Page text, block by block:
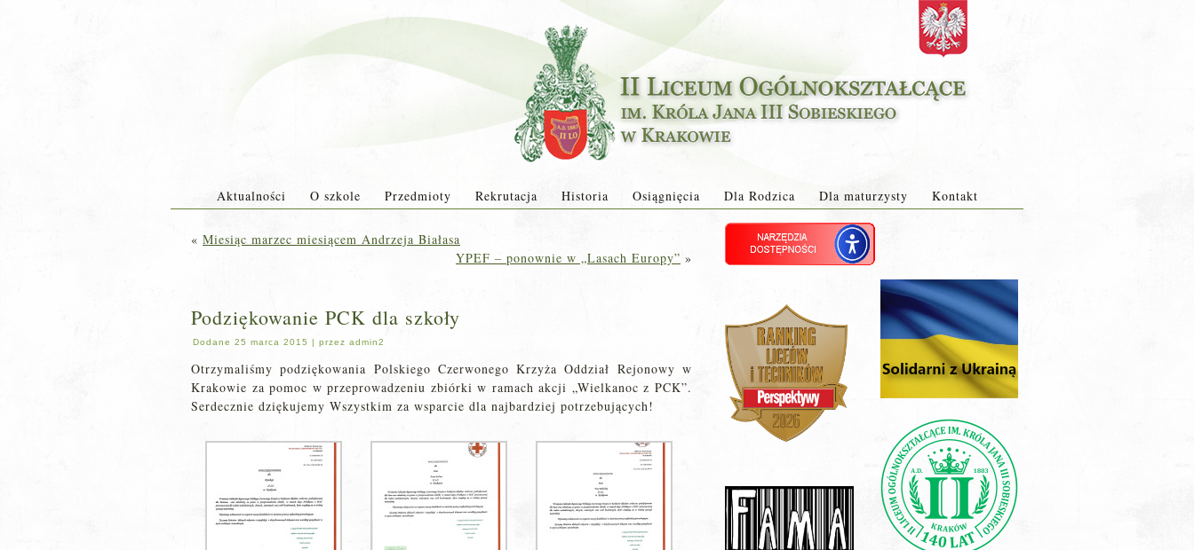
Aktualności O szkole Przedmioty Rekrutacja Historia Osiągnięcia Dla Rodzica Dla maturzysty Kontakt
« Miesiąc marzec miesiącem Andrzeja Białasa
YPEF – ponownie w „Lasach Europy” »
Podziękowanie PCK dla szkoły
Dodane 25 marca 2015 | przez admin2
Otrzymaliśmy podziękowania Polskiego Czerwonego Krzyża Oddział Rejonowy w
Krakowie za pomoc w przeprowadzeniu zbiórki w ramach akcji „Wielkanoc z PCK”.
Serdecznie dziękujemy Wszystkim za wsparcie dla najbardziej potrzebujących!